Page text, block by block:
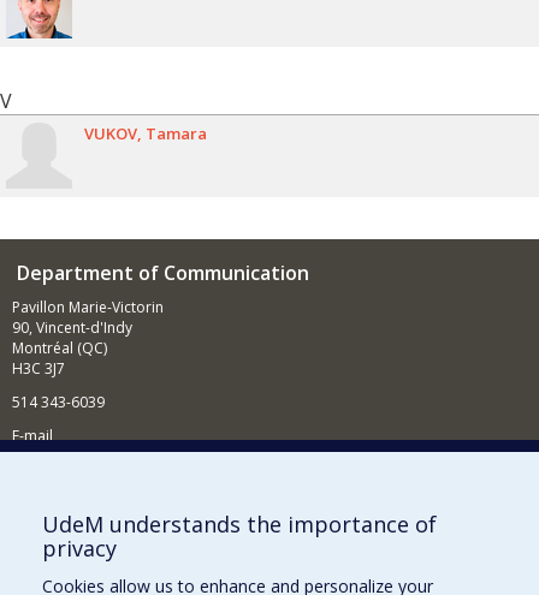
V
VUKOV Tamara
Department of Communication
Pavillon Marie-Victorin
90, Vincent-d'Indy
Montréal (QC)
H3C 3J7
514 343-6039
E-mail
Supporting the Department
NEED HELP?
Site map
UdeM understands the importance of
privacy
Cookies allow us to enhance and personalize your